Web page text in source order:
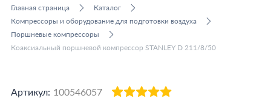
Главная страница
Каталог
Компрессоры и оборудование для подготовки воздуха
Поршневые компрессоры
Коаксиальный поршневой компрессор STANLEY D 211/8/50
Артикул: 100546057